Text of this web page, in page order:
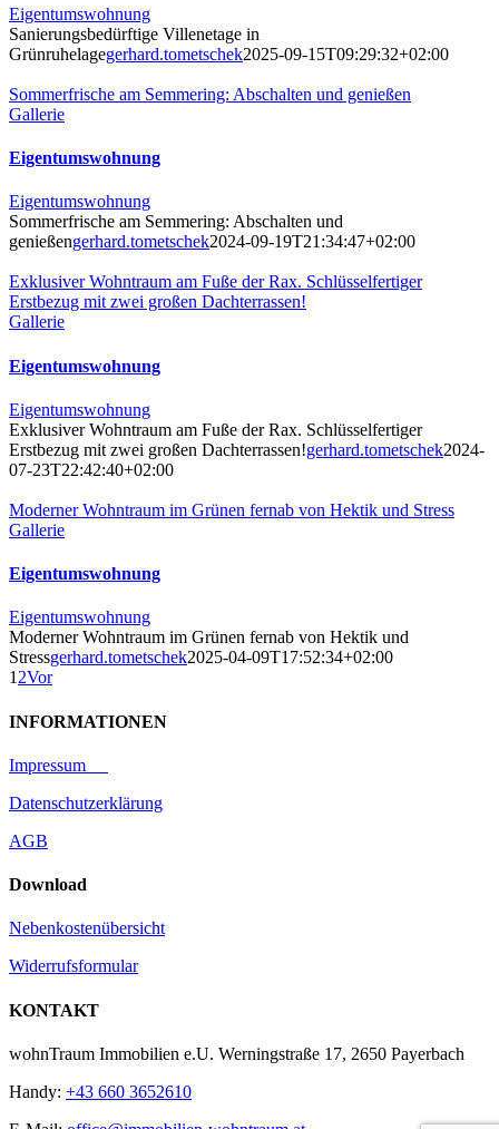
Eigentumswohnung
Sanierungsbedürftige Villenetage in
Grünruhelagegerhard.tometschek2025-09-15T09:29:32+02:00
Sommerfrische am Semmering: Abschalten und genießen
Gallerie
Eigentumswohnung
Eigentumswohnung
Sommerfrische am Semmering: Abschalten und
genießengerhard.tometschek2024-09-19T21:34:47+02:00
Exklusiver Wohntraum am Fuße der Rax. Schlüsselfertiger
Erstbezug mit zwei großen Dachterrassen!
Gallerie
Eigentumswohnung
Eigentumswohnung
Exklusiver Wohntraum am Fuße der Rax. Schlüsselfertiger
Erstbezug mit zwei großen Dachterrassen!gerhard.tometschek2024-
07-23T22:42:40+02:00
Moderner Wohntraum im Grünen fernab von Hektik und Stress
Gallerie
Eigentumswohnung
Eigentumswohnung
Moderner Wohntraum im Grünen fernab von Hektik und
Stressgerhard.tometschek2025-04-09T17:52:34+02:00
1 2Vor
INFORMATIONEN
Impressum
Datenschutzerklärung
AGB
Download
Nebenkostenübersicht
Widerrufsformular
KONTAKT
wohnTraum Immobilien e.U. Werningstraße 17, 2650 Payerbach
Handy: +43 660 3652610